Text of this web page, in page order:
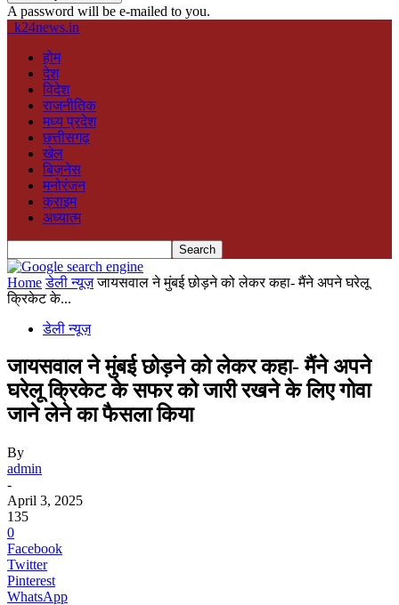
A password will be e-mailed to you.
k24news.in
होम
देश
विदेश
राजनीतिक
मध्य प्रदेश
छत्तीसगढ़
खेल
बिज़नेस
मनोरंजन
क्राइम
अध्यात्म
Home डेली न्यूज़ जायसवाल ने मुंबई छोड़ने को लेकर कहा- मैंने अपने घरेलू
क्रिकेट के...
डेली न्यूज़
जायसवाल ने मुंबई छोड़ने को लेकर कहा- मैंने अपने
घरेलू क्रिकेट के सफर को जारी रखने के लिए गोवा
जाने लेने का फैसला किया
By
admin
-
April 3, 2025
135
0
Facebook
Twitter
Pinterest
WhatsApp